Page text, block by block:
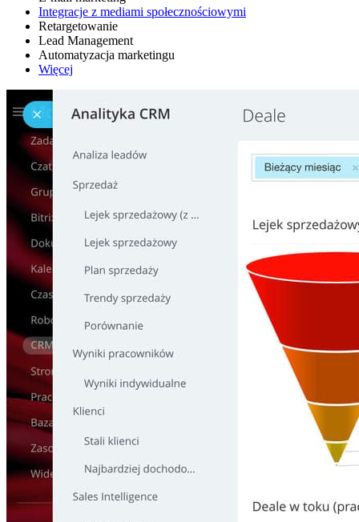
Integracje z mediami społecznościowymi
Retargetowanie
Lead Management
Automatyzacja marketingu
Więcej